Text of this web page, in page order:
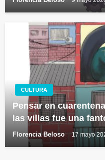
CULTURA
Pensar en
las villas fue una
Florencia Beloso 17 mayo